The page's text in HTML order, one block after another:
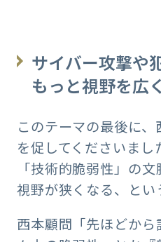
サイバー攻撃や
もっと視野を広
このテーマの最後に
を促してくださいま
「技術的脆弱性」の
視野が狭くなる、とい
西本顧問「先ほどか